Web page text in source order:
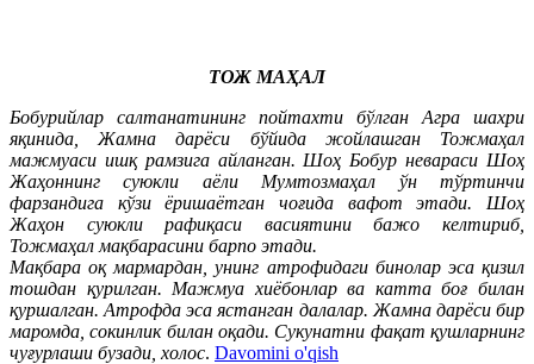
TОЖ МАҲАЛ
Бобурийлар салтанатининг пойтахти бўлган Агра шахри
яқинида, Жамна дарёси бўйида жойлашган Тожмаҳал
мажмуаси ишқ рамзига айланган. Шоҳ Бобур невараси Шоҳ
Жаҳоннинг суюкли аёли Мумтозмаҳал ўн тўртинчи
фарзандига кўзи ёришаётган чоғида вафот этади. Шоҳ
Жаҳон суюкли рафиқаси васиятини бажо келтириб,
Тожмаҳал мақбарасини барпо этади.
Мақбара оқ мармардан, унинг атрофидаги бинолар эса қизил
тошдан қурилган. Мажмуа хиёбонлар ва катта боғ билан
қуршалган. Атрофда эса ястанган далалар. Жамна дарёси бир
маромда, сокинлик билан оқади. Сукунатни фақат қушларнинг
чуғурлаши бузади, холос. Davomini o'qish